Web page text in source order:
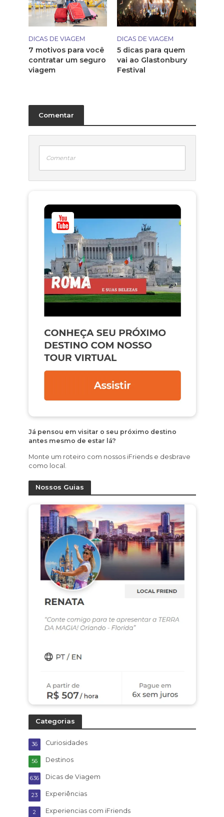
DICAS DE VIAGEM
7 motivos para você
contratar um seguro
viagem
DICAS DE VIAGEM
5 dicas para quem
vai ao Glastonbury
Festival
Comentar
Comentar
Já pensou em visitar o seu próximo destino
antes mesmo de estar lá?
Monte um roteiro com nossos iFriends e desbrave
como local.
Nossos Guias
Categorias
Curiosidades
36
Destinos
56
Dicas de Viagem
636
Experiências
23
Experiencias com iFriends
2